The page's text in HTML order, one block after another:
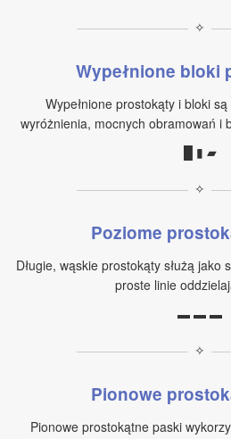
✧
Wypełnione bloki
Wypełnione prostokąty i bloki
wyróżnienia, mocnych obramowań i
█ ▮ ▰
✧
Poziome
Długie, wąskie prostokąty służą
proste linie
▬ ▬ ▬
✧
Pionowe
Pionowe prostokątne paski